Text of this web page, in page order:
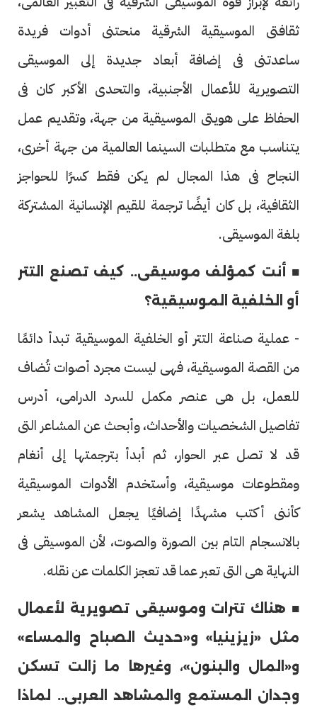
ثقافتى الموسيقية الشرقية منحتنى أدوات فريدة
ساعدتنى فى إضافة أبعاد جديدة إلى الموسيقى
التصويرية للأعمال الأجنبية، والتحدى الأكبر كان فى
الحفاظ على هويتى الموسيقية من جهة، وتقديم عمل
يتناسب مع متطلبات السينما العالمية من جهة أخرى،
النجاح فى هذا المجال لم يكن فقط كسرًا للحواجز
الثقافية، بل كان أيضًا ترجمة للقيم الإنسانية المشتركة
بلغة الموسيقى.
■ أنت كمؤلف موسيقى.. كيف تصنع التتر
أو الخلفية الموسيقية؟
- عملية صناعة التتر أو الخلفية الموسيقية تبدأ دائمًا
من القصة الموسيقية، فهى ليست مجرد أصوات تُضاف
للعمل، بل هى عنصر مكمل للسرد الدرامى، أدرس
تفاصيل الشخصيات والأحداث، وأبحث عن المشاعر التى
قد لا تصل عبر الحوار، ثم أبدأ بترجمتها إلى أنغام
ومقطوعات موسيقية، وأستخدم الأدوات الموسيقية
كأننى أكتب مشهدًا إضافيًا يجعل المشاهد يشعر
بالانسجام التام بين الصورة والصوت، لأن الموسيقى فى
النهاية هى التى تعبر عما قد تعجز الكلمات عن نقله.
■ هناك تترات وموسيقى تصويرية لأعمال
مثل «زيزينيا» و«حديث الصباح والمساء»
و«المال والبنون»، وغيرها ما زالت تسكن
وجدان المستمع والمشاهد العربى.. لماذا